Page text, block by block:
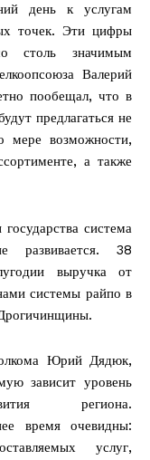
день к услугам
точек. Эти цифры
столь значимым
Валерий
пообещал, что в
предлагаться не
мере возможности,
а также
система
развивается. 38
выручка от
системы райпо в
Юрий Дядюк,
зависит уровень
региона.
время очевидны:
услуг,